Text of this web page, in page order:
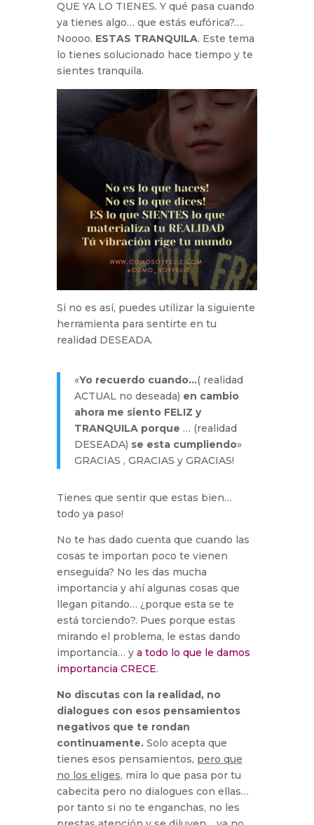
QUE YA LO TIENES. Y qué pasa cuando
ya tienes algo… que estás eufórica?….
Noooo. ESTAS TRANQUILA. Este tema
lo tienes solucionado hace tiempo y te
sientes tranquila.
Si no es así, puedes utilizar la siguiente
herramienta para sentirte en tu
realidad DESEADA.
«Yo recuerdo cuando…( realidad
ACTUAL no deseada) en cambio
ahora me siento FELIZ y
TRANQUILA porque … (realidad
DESEADA) se esta cumpliendo»
GRACIAS , GRACIAS y GRACIAS!
Tienes que sentir que estas bien…
todo ya paso!
No te has dado cuenta que cuando las
cosas te importan poco te vienen
enseguida? No les das mucha
importancia y ahí algunas cosas que
llegan pitando… ¿porque esta se te
está torciendo?. Pues porque estas
mirando el problema, le estas dando
importancia… y a todo lo que le damos
importancia CRECE.
No discutas con la realidad, no
dialogues con esos pensamientos
negativos que te rondan
continuamente.Solo acepta que
tienes esos pensamientos, pero que
no los eliges, mira lo que pasa por tu
cabecita pero no dialogues con ellas…
por tanto si no te enganchas, no les